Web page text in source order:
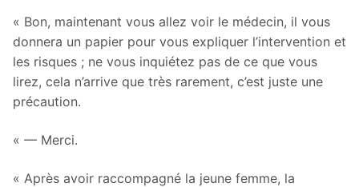
« Bon, maintenant vous allez voir le médecin, il vous
donnera un papier pour vous expliquer l’intervention et
les risques ; ne vous inquiétez pas de ce que vous
lirez, cela n’arrive que très rarement, c’est juste une
précaution.
« — Merci.
« Après avoir raccompagné la jeune femme, la